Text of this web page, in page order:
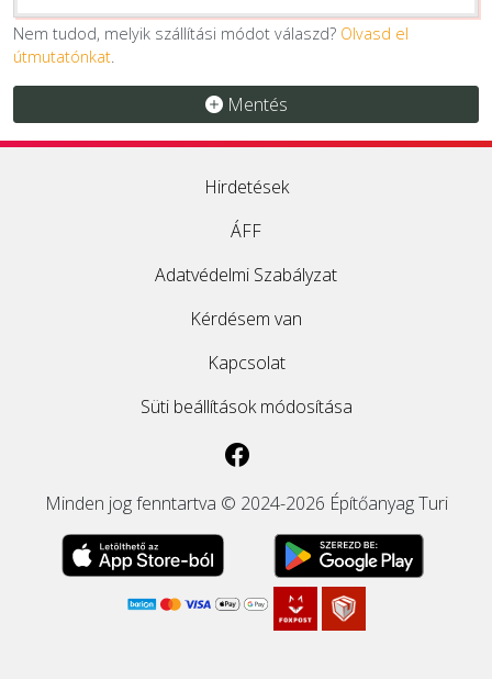
Nem tudod, melyik szállítási módot válaszd? Olvasd el
útmutatónkat.
Mentés
Hirdetések
ÁFF
Adatvédelmi Szabályzat
Kérdésem van
Kapcsolat
Süti beállítások módosítása
Minden jog fenntartva © 2024-2026 Építőanyag Turi